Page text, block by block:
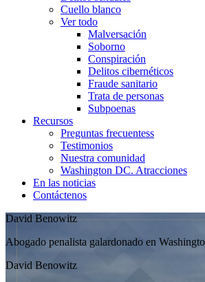
Cuello blanco
Ver todo
Malversación
Soborno
Conspiración
Delitos cibernéticos
Fraude sanitario
Trata de personas
Subpoenas
Recursos
Preguntas frecuentess
Testimonios
Nuestra comunidad
Washington DC. Atracciones
En las noticias
Contáctenos
David Benowitz
Abogado penalista galardonado en
David Benowitz